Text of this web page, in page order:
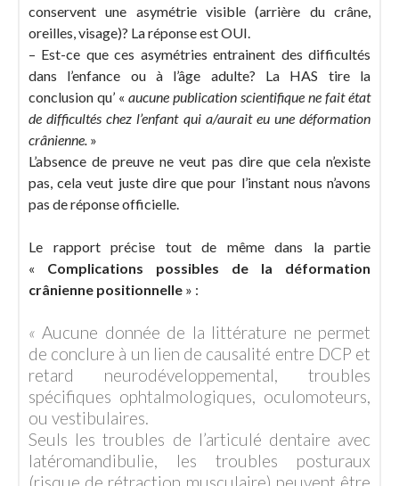
conservent une asymétrie visible (arrière du crâne,
oreilles, visage)? La réponse est OUI.
– Est-ce que ces asymétries entrainent des difficultés
dans l’enfance ou à l’âge adulte? La HAS tire la
conclusion qu’ « aucune publication scientifique ne fait état
de difficultés chez l’enfant qui a/aurait eu une déformation
crânienne. »
L’absence de preuve ne veut pas dire que cela n’existe
pas, cela veut juste dire que pour l’instant nous n’avons
pas de réponse officielle.
Le rapport précise tout de même dans la partie
« Complications possibles de la déformation
crânienne positionnelle » :
«Aucune donnée de la littérature ne permet
de conclure à un lien de causalité entre DCP et
retard neurodéveloppemental, troubles
spécifiques ophtalmologiques, oculomoteurs,
ou vestibulaires.
Seuls les troubles de l’articulé dentaire avec
latéromandibulie, les troubles posturaux